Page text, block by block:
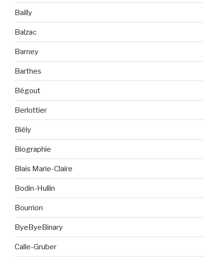
Bailly
Balzac
Barney
Barthes
Bégout
Berlottier
Biély
Biographie
Blais Marie-Claire
Bodin-Hullin
Bourrion
ByeByeBinary
Calle-Gruber